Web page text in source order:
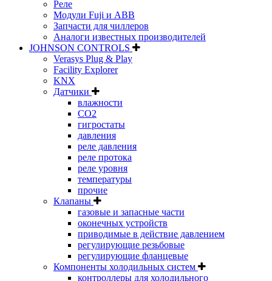
Реле
Модули Fuji и ABB
Запчасти для чиллеров
Аналоги известных производителей
JOHNSON CONTROLS
Verasys Plug & Play
Facility Explorer
KNX
Датчики
влажности
CO2
гигростаты
давления
реле давления
реле протока
реле уровня
температуры
прочие
Клапаны
газовые и запасные части
оконечных устройств
приводимые в действие давлением
регулирующие резьбовые
регулирующие фланцевые
Компоненты холодильных систем
контроллеры для холодильного